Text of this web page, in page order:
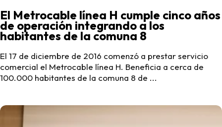
El Metrocable línea H cumple cinco años
de operación integrando a los
habitantes de la comuna 8
El 17 de diciembre de 2016 comenzó a prestar servicio
comercial el Metrocable línea H. Beneficia a cerca de
100.000 habitantes de la comuna 8 de ...